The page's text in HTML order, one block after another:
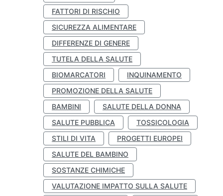
FATTORI DI RISCHIO
SICUREZZA ALIMENTARE
DIFFERENZE DI GENERE
TUTELA DELLA SALUTE
BIOMARCATORI
INQUINAMENTO
PROMOZIONE DELLA SALUTE
BAMBINI
SALUTE DELLA DONNA
SALUTE PUBBLICA
TOSSICOLOGIA
STILI DI VITA
PROGETTI EUROPEI
SALUTE DEL BAMBINO
SOSTANZE CHIMICHE
VALUTAZIONE IMPATTO SULLA SALUTE